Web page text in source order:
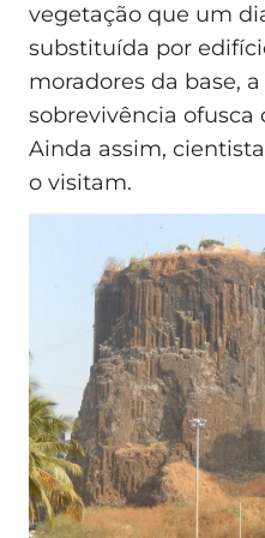
vegetação que um
substituída por
moradores da base,
sobrevivência ofusca
Ainda assim,
o visitam.